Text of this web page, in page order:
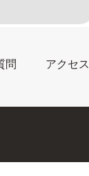
問 アクセス